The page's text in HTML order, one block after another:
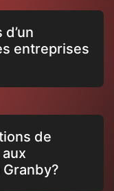
entreprises
de